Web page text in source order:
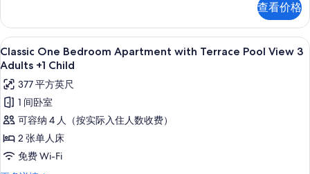
Adults
的
所
有
照
片
with
Terrace
Pool
View
Adults
更
多
信
息
查看价格
显
示
Classic
One
Bedroom
Apartment
with
Terrace
高档床上用品、客房内保险箱、免费
10
Classic One Bedroom Apartment with Terrace Pool View 3
Adults +1 Child
377 平方英尺
1 间卧室
可容纳 4 人（按实际入住人数收费）
2 张单人床
免费 Wi-Fi